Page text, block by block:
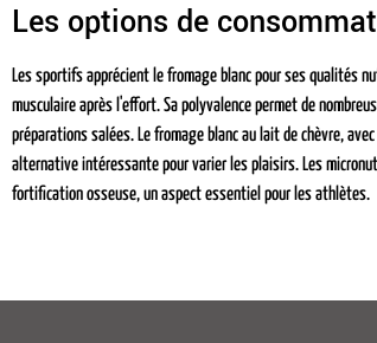
Les options de
Les sportifs apprécient le fromage blanc pour ses qualités
musculaire après l'effort. Sa polyvalence permet de
préparations salées. Le fromage blanc au lait de chèvre,
alternative intéressante pour varier les plaisirs. Les
fortification osseuse, un aspect essentiel pour les athlètes.